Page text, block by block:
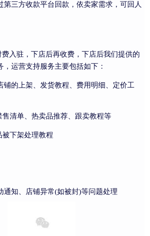
第三方收款平台回款，依卖家需求，可回人
入驻，下店后再收费，下店后我们提供的
，运营支持服务主要包括如下：
的上架、发货教程、费用明细、定价工
清单、热卖品推荐、跟卖教程等
下架处理教程
知、店铺异常(如被封)等问题处理